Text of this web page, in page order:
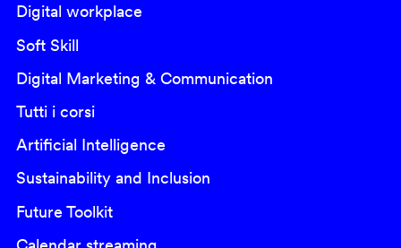
Digital workplace
Soft Skill
Digital Marketing & Communication
Tutti i corsi
Artificial Intelligence
Sustainability and Inclusion
Future Toolkit